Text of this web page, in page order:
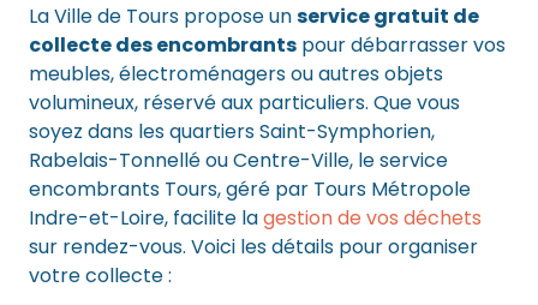
La Ville de Tours propose unservice gratuit de
collecte des encombrants pour débarrasser vos
meubles, électroménagers ou autres objets
volumineux, réservé aux particuliers. Que vous
soyez dans les quartiers Saint-Symphorien,
Rabelais-Tonnellé ou Centre-Ville, le service
encombrants Tours, géré par Tours Métropole
Indre-et-Loire, facilite lagestion de vos déchets
sur rendez-vous. Voici les détails pour organiser
votre collecte :